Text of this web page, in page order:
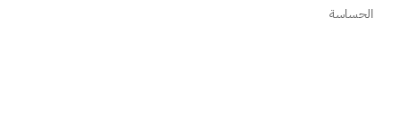
الحساسة